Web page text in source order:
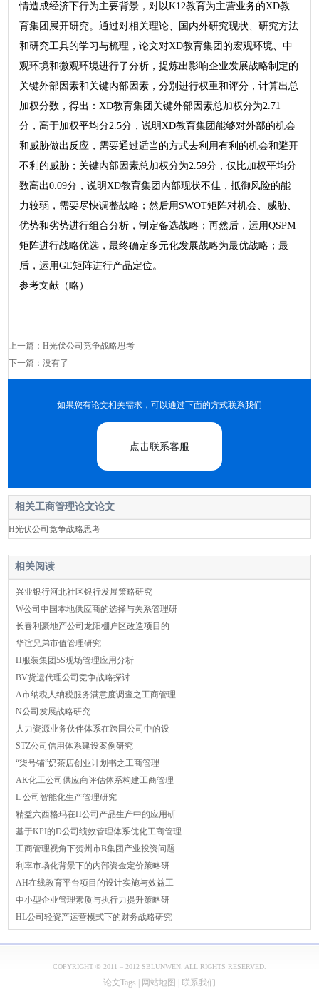
情造成经济下行为主要背景，对以K12教育为主营业务的XD教
育集团展开研究。通过对相关理论、国内外研究现状、研究方法
和研究工具的学习与梳理，论文对XD教育集团的宏观环境、中
观环境和微观环境进行了分析，提炼出影响企业发展战略制定的
关键外部因素和关键内部因素，分别进行权重和评分，计算出总
加权分数，得出：XD教育集团关键外部因素总加权分为2.71
分，高于加权平均分2.5分，说明XD教育集团能够对外部的机会
和威胁做出反应，需要通过适当的方式去利用有利的机会和避开
不利的威胁；关键内部因素总加权分为2.59分，仅比加权平均分
数高出0.09分，说明XD教育集团内部现状不佳，抵御风险的能
力较弱，需要尽快调整战略；然后用SWOT矩阵对机会、威胁、
优势和劣势进行组合分析，制定备选战略；再然后，运用QSPM
矩阵进行战略优选，最终确定多元化发展战略为最优战略；最
后，运用GE矩阵进行产品定位。
参考文献（略）
上一篇：H光伏公司竞争战略思考
下一篇：没有了
如果您有论文相关需求，可以通过下面的方式联系我们
点击联系客服
相关工商管理论文论文
H光伏公司竞争战略思考
相关阅读
兴业银行河北社区银行发展策略研究
W公司中国本地供应商的选择与关系管理研
长春利豪地产公司龙阳棚户区改造项目的
华谊兄弟市值管理研究
H服装集团5S现场管理应用分析
BV货运代理公司竞争战略探讨
A市纳税人纳税服务满意度调查之工商管理
N公司发展战略研究
人力资源业务伙伴体系在跨国公司中的设
STZ公司信用体系建设案例研究
“柒号铺”奶茶店创业计划书之工商管理
AK化工公司供应商评估体系构建工商管理
L 公司智能化生产管理研究
精益六西格玛在H公司产品生产中的应用研
基于KPI的D公司绩效管理体系优化工商管理
工商管理视角下贺州市B集团产业投资问题
利率市场化背景下的内部资金定价策略研
AH在线教育平台项目的设计实施与效益工
中小型企业管理素质与执行力提升策略研
HL公司轻资产运营模式下的财务战略研究
COPYRIGHT © 2011 – 2012 SBLUNWEN. ALL RIGHTS RESERVED.
论文Tags | 网站地图 | 联系我们